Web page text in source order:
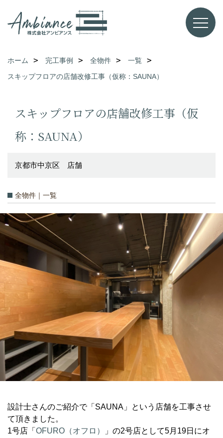
ホーム 完工事例 全物件
一覧
スキップフロアの店舗改修工事（仮称：SAUNA）
スキップフロアの店舗改修工事（仮
称：SAUNA）
京都市中京区 店舗
全物件｜一覧
設計士さんのご紹介で「SAUNA」という店舗を工事させ
て頂きました。
1号店「 OFURO（オフロ）
」の2号店として5月19日にオ